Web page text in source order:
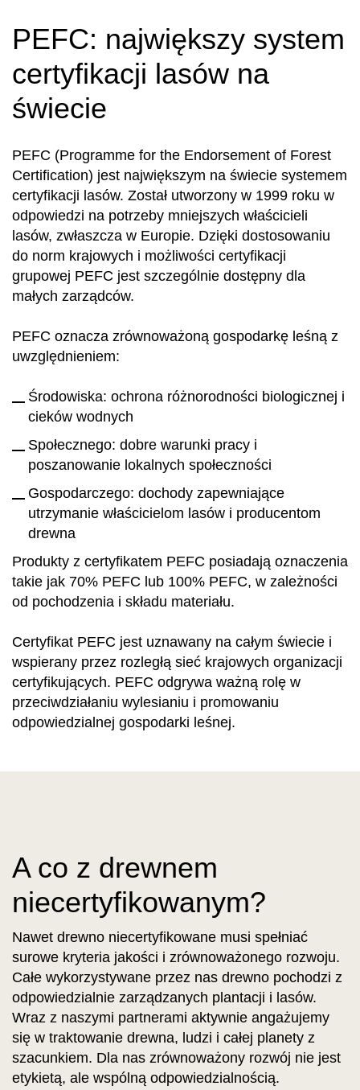
PEFC: największy system
certyfikacji lasów na
świecie
PEFC (Programme for the Endorsement of Forest
Certification) jest największym na świecie systemem
certyfikacji lasów. Został utworzony w 1999 roku w
odpowiedzi na potrzeby mniejszych właścicieli
lasów, zwłaszcza w Europie. Dzięki dostosowaniu
do norm krajowych i możliwości certyfikacji
grupowej PEFC jest szczególnie dostępny dla
małych zarządców.
PEFC oznacza zrównoważoną gospodarkę leśną z
uwzględnieniem:
Środowiska: ochrona różnorodności biologicznej i
cieków wodnych
Społecznego: dobre warunki pracy i
poszanowanie lokalnych społeczności
Gospodarczego: dochody zapewniające
utrzymanie właścicielom lasów i producentom
drewna
Produkty z certyfikatem PEFC posiadają oznaczenia
takie jak 70% PEFC lub 100% PEFC, w zależności
od pochodzenia i składu materiału.
Certyfikat PEFC jest uznawany na całym świecie i
wspierany przez rozległą sieć krajowych organizacji
certyfikujących. PEFC odgrywa ważną rolę w
przeciwdziałaniu wylesianiu i promowaniu
odpowiedzialnej gospodarki leśnej.
A co z drewnem
niecertyfikowanym?
Nawet drewno niecertyfikowane musi spełniać
surowe kryteria jakości i zrównoważonego rozwoju.
Całe wykorzystywane przez nas drewno pochodzi z
odpowiedzialnie zarządzanych plantacji i lasów.
Wraz z naszymi partnerami aktywnie angażujemy
się w traktowanie drewna, ludzi i całej planety z
szacunkiem. Dla nas zrównoważony rozwój nie jest
etykietą, ale wspólną odpowiedzialnością.